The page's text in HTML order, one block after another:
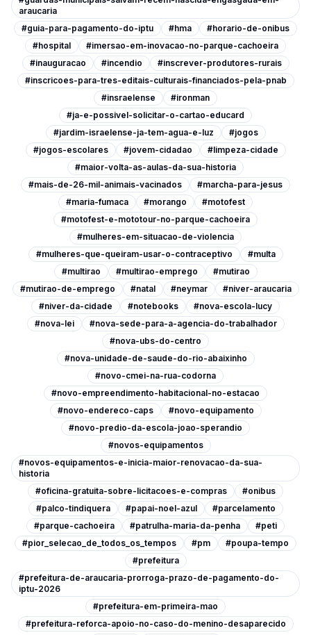
araucaria
#guia-para-pagamento-do-iptu
#hma
#horario-de-onibus
#hospital
#imersao-em-inovacao-no-parque-cachoeira
#inauguracao
#incendio
#inscrever-produtores-rurais
#inscricoes-para-tres-editais-culturais-financiados-pela-pnab
#insraelense
#ironman
#ja-e-possivel-solicitar-o-cartao-educard
#jardim-israelense-ja-tem-agua-e-luz
#jogos
#jogos-escolares
#jovem-cidadao
#limpeza-cidade
#maior-volta-as-aulas-da-sua-historia
#mais-de-26-mil-animais-vacinados
#marcha-para-jesus
#maria-fumaca
#morango
#motofest
#motofest-e-mototour-no-parque-cachoeira
#mulheres-em-situacao-de-violencia
#mulheres-que-queiram-usar-o-contraceptivo
#multa
#multirao
#multirao-emprego
#mutirao
#mutirao-de-emprego
#natal #neymar
#niver-araucaria
#niver-da-cidade
#notebooks
#nova-escola-lucy
#nova-lei
#nova-sede-para-a-agencia-do-trabalhador
#nova-ubs-do-centro
#nova-unidade-de-saude-do-rio-abaixinho
#novo-cmei-na-rua-codorna
#novo-empreendimento-habitacional-no-estacao
#novo-endereco-caps
#novo-equipamento
#novo-predio-da-escola-joao-sperandio
#novos-equipamentos
#novos-equipamentos-e-inicia-maior-renovacao-da-sua-
historia
#oficina-gratuita-sobre-licitacoes-e-compras
#onibus
#palco-tindiquera
#papai-noel-azul
#parcelamento
#parque-cachoeira
#patrulha-maria-da-penha
#peti
#pior_selecao_de_todos_os_tempos
#pm
#poupa-tempo
#prefeitura
#prefeitura-de-araucaria-prorroga-prazo-de-pagamento-do-
iptu-2026
#prefeitura-em-primeira-mao
#prefeitura-reforca-apoio-no-caso-do-menino-desaparecido